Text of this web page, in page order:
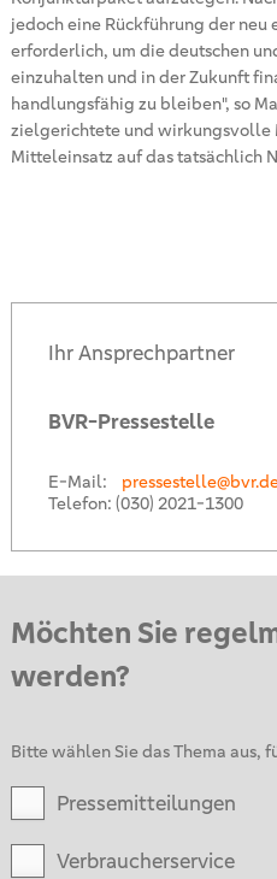
jedoch eine Rückführung der
erforderlich, um die deutschen
einzuhalten und in der Zukunft
handlungsfähig zu bleiben", so
zielgerichtete und wirkungsvolle
Mitteleinsatz auf das tatsächlich
Ihr Ansprechpartner
BVR-Pressestelle
E-Mail:
Telefon: (030) 2021-1300
Möchten Sie
werden?
Bitte wählen Sie das Thema aus,
Pressemitteilungen
Verbraucherservice